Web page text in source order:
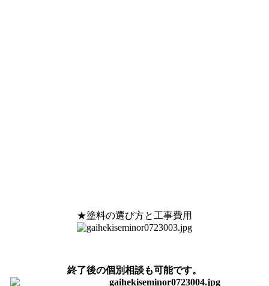
★塗料の選び方と工事費用
終了後の個別相談も可能です。